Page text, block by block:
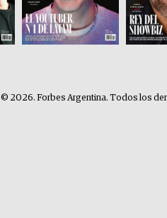
© 2026. Forbes Argentina. Todos los